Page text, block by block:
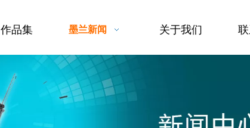
作品集 墨兰新闻 关于我们